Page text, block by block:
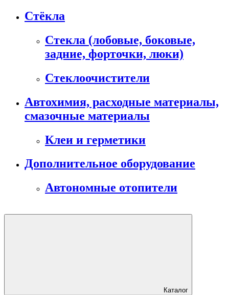
Стёкла
Стекла (лобовые, боковые,
задние, форточки, люки)
Стеклоочистители
Автохимия, расходные материалы,
смазочные материалы
Клеи и герметики
Дополнительное оборудование
Автономные отопители
Каталог